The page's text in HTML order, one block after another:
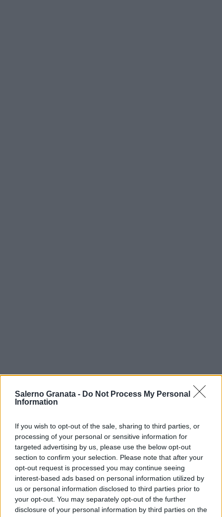
Salerno Granata - Do Not Process My Personal
Information
If you wish to opt-out of the sale, sharing to third parties, or
processing of your personal or sensitive information for
targeted advertising by us, please use the below opt-out
section to confirm your selection. Please note that after your
opt-out request is processed you may continue seeing
interest-based ads based on personal information utilized by
us or personal information disclosed to third parties prior to
your opt-out. You may separately opt-out of the further
disclosure of your personal information by third parties on the